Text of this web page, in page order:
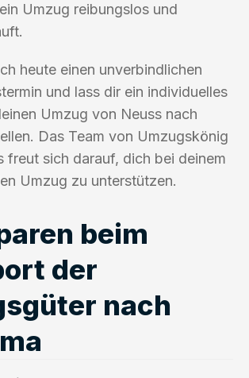
Umzug reibungslos und
heute einen unverbindlichen
und lass dir ein individuelles
Umzug von Neuss nach
Das Team von Umzugskönig
freut sich darauf, dich bei deinem
Umzug zu unterstützen.
beim
der
nach